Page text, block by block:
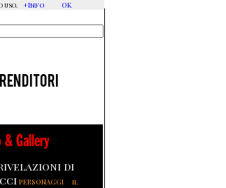
Gallery
di
PERSONAGGI
il
uso. +Info OK